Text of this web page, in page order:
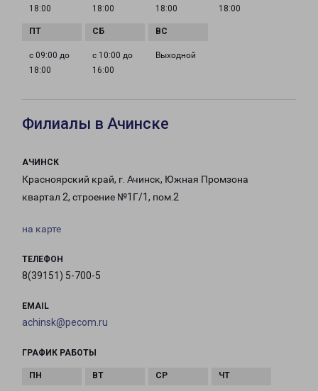
18:00
18:00
18:00
18:00
с 09:00 до
18:00
с 10:00 до
16:00
Выходной
Филиалы в Ачинске
АЧИНСК
Красноярский край, г. Ачинск, Южная Промзона
квартал 2, строение №1Г/1, пом.2
на карте
ТЕЛЕФОН
8(39151) 5-700-5
EMAIL
achinsk@pecom.ru
ГРАФИК РАБОТЫ